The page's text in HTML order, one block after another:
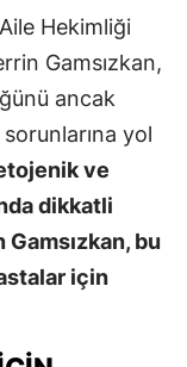
Hekimliği
Gamsızkan,
ancak
yol
ve
dikkatli
bu
için